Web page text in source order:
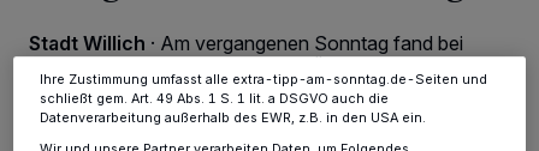
Stadt Willich · Am vergangenen Sonntag fand bei
Müllwanderung, diesmal in Neersen rund um den
Minoritenplatz, statt.
Informationen finden Sie in unserer Datenschutzerklärung.
Ihre Zustimmung umfasst alle extra-tipp-am-sonntag.de-Seiten und
schließt gem. Art. 49 Abs. 1 S. 1 lit. a DSGVO auch die
Datenverarbeitung außerhalb des EWR, z.B. in den USA ein.